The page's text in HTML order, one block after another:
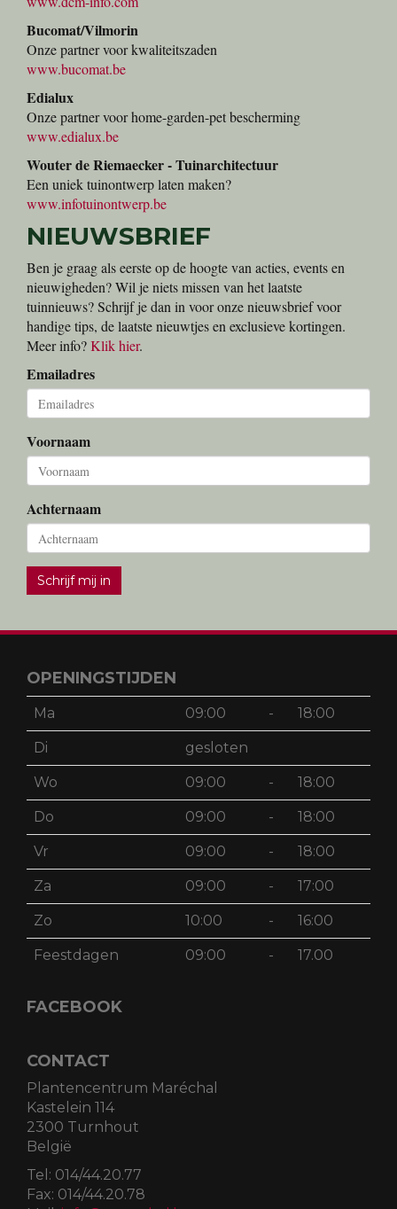
Bucomat/Vilmorin
Onze partner voor kwaliteitszaden
www.bucomat.be
Edialux
Onze partner voor home-garden-pet bescherming
www.edialux.be
Wouter de Riemaecker - Tuinarchitectuur
Een uniek tuinontwerp laten maken?
www.infotuinontwerp.be
NIEUWSBRIEF
Ben je graag als eerste op de hoogte van acties, events en
nieuwigheden? Wil je niets missen van het laatste
tuinnieuws? Schrijf je dan in voor onze nieuwsbrief voor
handige tips, de laatste nieuwtjes en exclusieve kortingen.
Meer info?Klik hier.
Emailadres
Voornaam
Achternaam
Schrijf mij in
OPENINGSTIJDEN
Ma 09:00 - 18:00
Di gesloten
Wo 09:00 - 18:00
Do 09:00 - 18:00
Vr 09:00 - 18:00
Za 09:00 - 17:00
Zo 10:00 - 16:00
Feestdagen 09:00 - 17.00
FACEBOOK
CONTACT
Plantencentrum Maréchal
Kastelein 114
2300 Turnhout
België
Tel: 014/44.20.77
Fax: 014/44.20.78